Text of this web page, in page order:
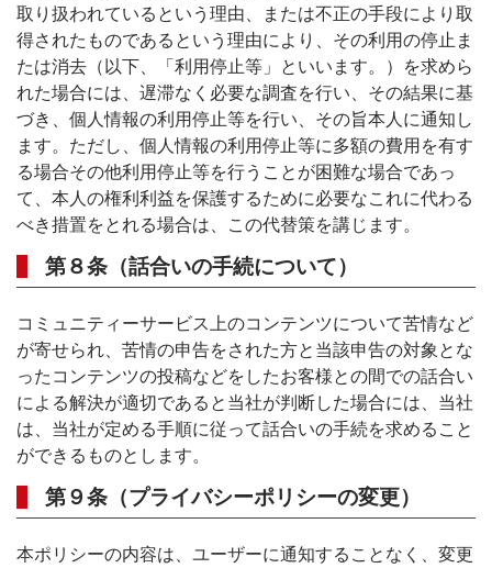
取り扱われているという理由、または不正の手段により取
得されたものであるという理由により、その利用の停止ま
たは消去（以下、「利用停止等」といいます。）を求めら
れた場合には、遅滞なく必要な調査を行い、その結果に基
づき、個人情報の利用停止等を行い、その旨本人に通知し
ます。ただし、個人情報の利用停止等に多額の費用を有す
る場合その他利用停止等を行うことが困難な場合であっ
て、本人の権利利益を保護するために必要なこれに代わる
べき措置をとれる場合は、この代替策を講じます。
第８条（話合いの手続について）
コミュニティーサービス上のコンテンツについて苦情など
が寄せられ、苦情の申告をされた方と当該申告の対象とな
ったコンテンツの投稿などをしたお客様との間での話合い
による解決が適切であると当社が判断した場合には、当社
は、当社が定める手順に従って話合いの手続を求めること
ができるものとします。
第９条（プライバシーポリシーの変更）
本ポリシーの内容は、ユーザーに通知することなく、変更